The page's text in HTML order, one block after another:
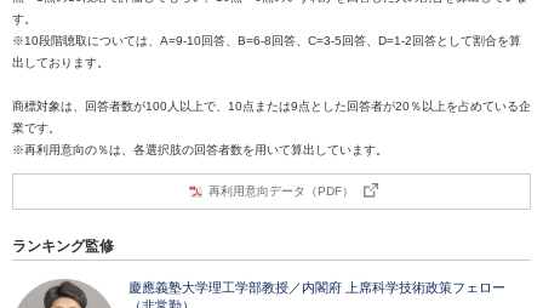
す。
※10段階聴取については、A=9-10回答、B=6-8回答、C=3-5回答、D=1-2回答として割合を算
出しております。
商標対象は、回答者数が100人以上で、10点または9点とした回答者が20％以上を占めている企
業です。
※再利用意向の％は、各選択肢の回答者数を用いて算出しています。
再利用意向データ（PDF）
ランキング監修
慶應義塾大学理工学部教授／内閣府 上席科学技術政策フェロー